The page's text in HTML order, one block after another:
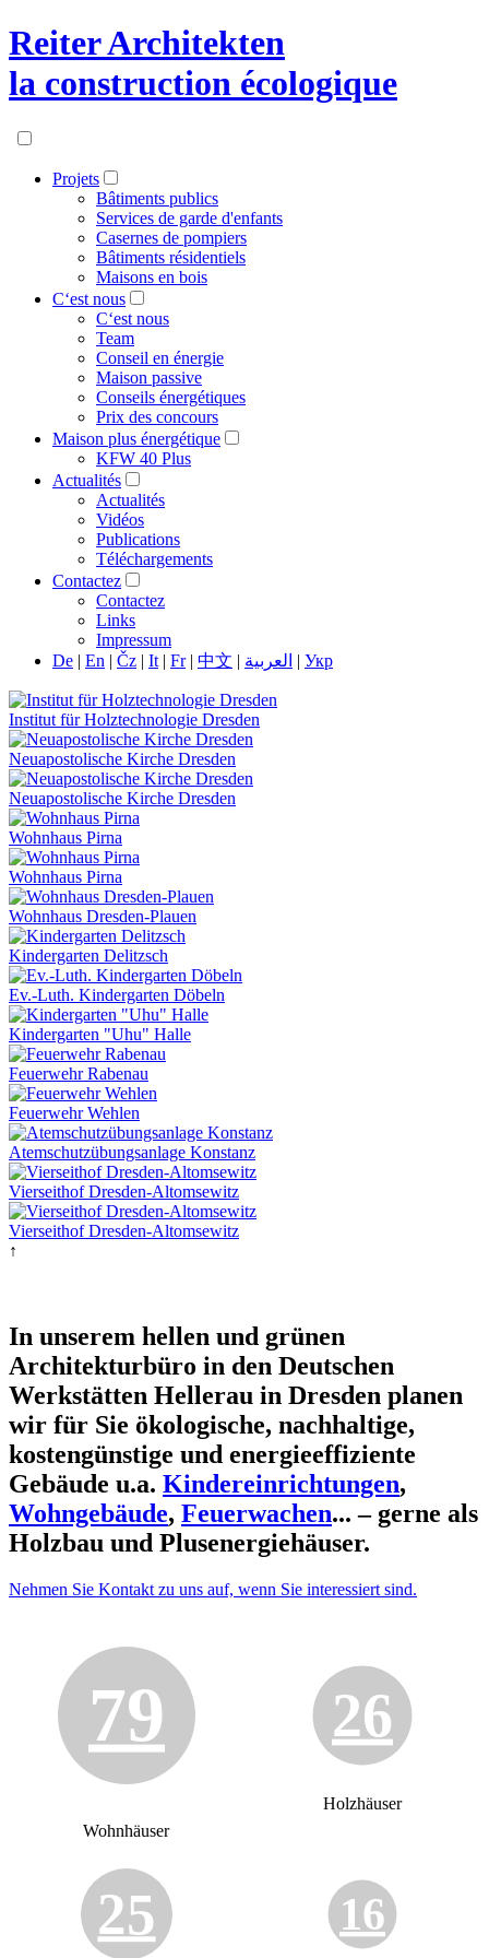
Reiter Architekten
la construction écologique
Projets
Bâtiments publics
Services de garde d'enfants
Casernes de pompiers
Bâtiments résidentiels
Maisons en bois
C‘est nous
C‘est nous
Team
Conseil en énergie
Maison passive
Conseils énergétiques
Prix des concours
Maison plus énergétique
KFW 40 Plus
Actualités
Actualités
Vidéos
Publications
Téléchargements
Contactez
Contactez
Links
Impressum
De | En | Čz | It | Fr| 中文 | العربية | Укр
Institut für Holztechnologie Dresden
Neuapostolische Kirche Dresden
Neuapostolische Kirche Dresden
Wohnhaus Pirna
Wohnhaus Pirna
Wohnhaus Dresden-Plauen
Kindergarten Delitzsch
Ev.-Luth. Kindergarten Döbeln
Kindergarten "Uhu" Halle
Feuerwehr Rabenau
Feuerwehr Wehlen
Atemschutzübungsanlage Konstanz
Vierseithof Dresden-Altomsewitz
Vierseithof Dresden-Altomsewitz
↑
In unserem hellen und grünen
Architekturbüro in den Deutschen
Werkstätten Hellerau in Dresden planen
wir für Sie ökologische, nachhaltige,
kostengünstige und energieeffiziente
Gebäude u.a. Kindereinrichtungen,
Wohngebäude, Feuerwachen... – gerne als
Holzbau und Plusenergiehäuser.
Nehmen Sie Kontakt zu uns auf, wenn Sie interessiert sind.
79
Wohnhäuser
26
Holzhäuser
25 16